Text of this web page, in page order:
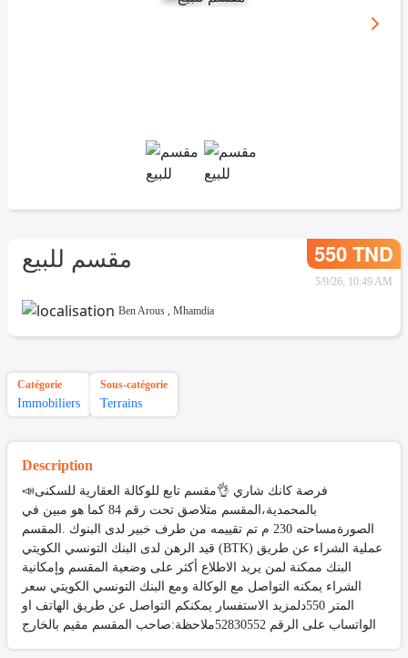
مقسم للبيع 550 TND
5/9/26, 10:49 AM
Ben Arous , Mhamdia
Catégorie
Immobiliers
Sous-catégorie
Terrains
Description
📣فرصة كانك شاري 👌مقسم تابع للوكالة العقارية للسكنى
بالمحمدية،المقسم متلاصق تحت رقم 84 كما هو مبين في
الصورةمساحته 230 م تم تقييمه من طرف خبير لدى البنوك .المقسم
قيد الرهن لدى البنك التونسي الكويتي (BTK) عملية الشراء عن طريق
البنك ممكنة لمن يريد الاطلاع أكثر على وضعية المقسم وإمكانية
الشراء يمكنه التواصل مع الوكالة ومع البنك التونسي الكويتي سعر
المتر 550دلمزيد الاستفسار يمكنكم التواصل عن طريق الهاتف او
الواتساب على الرقم 52830552ملاحظة:صاحب المقسم مقيم بالخارج